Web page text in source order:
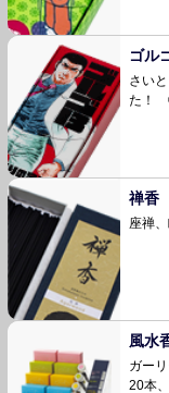
ゴル
さい
た！
禅香
座禅
風水
ガー
20本